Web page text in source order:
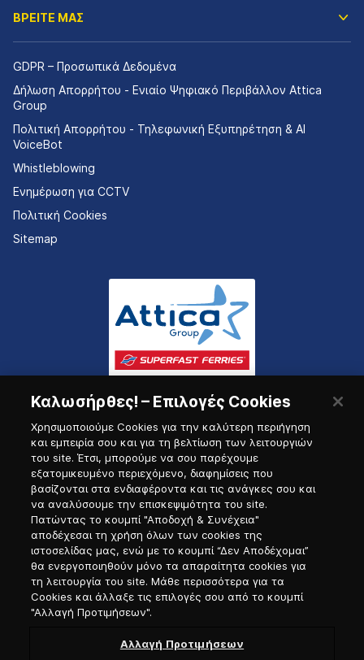
ΒΡΕΙΤΕ ΜΑΣ
GDPR – Προσωπικά Δεδομένα
Δήλωση Απορρήτου - Ενιαίο Ψηφιακό Περιβάλλον Attica
Group
Πολιτική Απορρήτου - Τηλεφωνική Εξυπηρέτηση & AI
VoiceBot
Whistleblowing
Ενημέρωση για CCTV
Πολιτική Cookies
Sitemap
Πύλη Ναυτικού
Καλωσήρθες! – Επιλογές Cookies
Χρησιμοποιούμε Cookies για την καλύτερη περιήγηση
και εμπειρία σου και για τη βελτίωση των λειτουργιών
του site. Έτσι, μπορούμε να σου παρέχουμε
εξατομικευμένο περιεχόμενο, διαφημίσεις που
βασίζονται στα ενδιαφέροντα και τις ανάγκες σου και
να αναλύσουμε την επισκεψιμότητα του site.
Πατώντας το κουμπί "Αποδοχή & Συνέχεια"
αποδέχεσαι τη χρήση όλων των cookies της
ιστοσελίδας μας, ενώ με το κουμπί “Δεν Αποδέχομαι”
θα ενεργοποιηθούν μόνο τα απαραίτητα cookies για
τη λειτουργία του site. Μάθε περισσότερα για τα
Cookies και άλλαξε τις επιλογές σου από το κουμπί
"Αλλαγή Προτιμήσεων".
Αλλαγή Προτιμήσεων